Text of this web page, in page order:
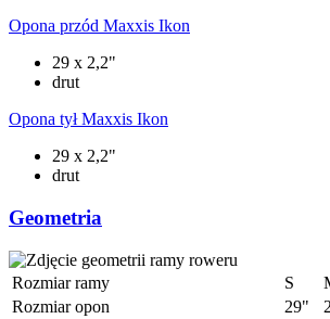
Opona przód Maxxis Ikon
29 x 2,2"
drut
Opona tył Maxxis Ikon
29 x 2,2"
drut
Geometria
Rozmiar ramy S
Rozmiar opon
29"